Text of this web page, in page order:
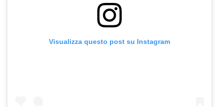
Visualizza questo post su Instagram